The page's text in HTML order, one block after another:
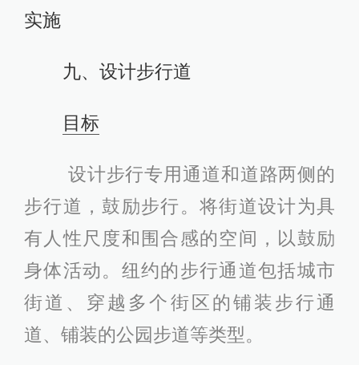
实施
九、设计步行道
目标
设计步行专用通道和道路两侧的
步行道，鼓励步行。将街道设计为具
有人性尺度和围合感的空间，以鼓励
身体活动。纽约的步行通道包括城市
街道、穿越多个街区的铺装步行通
道、铺装的公园步道等类型。